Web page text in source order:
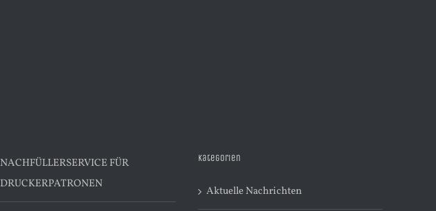
NACHFÜLLERSERVICE FÜR
DRUCKERPATRONEN
Kategorien
Aktuelle Nachrichten